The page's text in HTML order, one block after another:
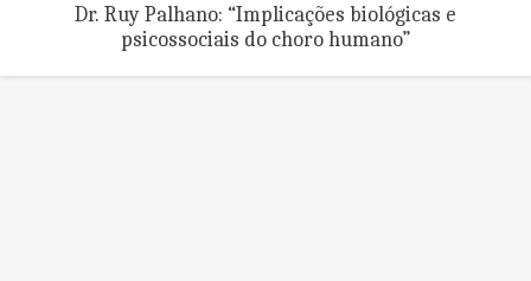
Dr. Ruy Palhano: “Implicações biológicas e
psicossociais do choro humano”